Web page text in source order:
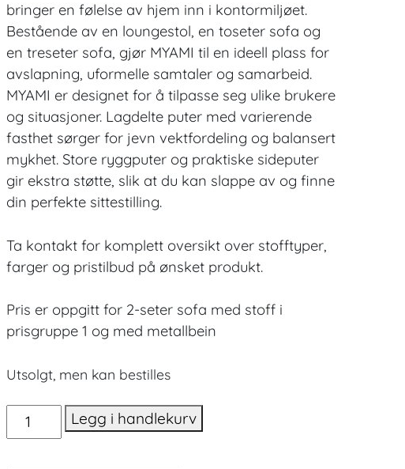
bringer en følelse av hjem inn i kontormiljøet.
Bestående av en loungestol, en toseter sofa og
en treseter sofa, gjør MYAMI til en ideell plass for
avslapning, uformelle samtaler og samarbeid.
MYAMI er designet for å tilpasse seg ulike brukere
og situasjoner. Lagdelte puter med varierende
fasthet sørger for jevn vektfordeling og balansert
mykhet. Store ryggputer og praktiske sideputer
gir ekstra støtte, slik at du kan slappe av og finne
din perfekte sittestilling.
Ta kontakt for komplett oversikt over stofftyper,
farger og pristilbud på ønsket produkt.
Pris er oppgitt for 2-seter sofa med stoff i
prisgruppe 1 og med metallbein
Utsolgt, men kan bestilles
Myami
sofa
Legg i handlekurv